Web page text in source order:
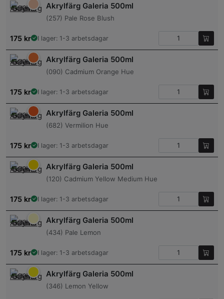
Akrylfärg Galeria 500ml
(257) Pale Rose Blush
175 kr I lager: 1-3 arbetsdagar
Akrylfärg Galeria 500ml
(090) Cadmium Orange Hue
175 kr I lager: 1-3 arbetsdagar
Akrylfärg Galeria 500ml
(682) Vermilion Hue
175 kr I lager: 1-3 arbetsdagar
Akrylfärg Galeria 500ml
(120) Cadmium Yellow Medium Hue
175 kr I lager: 1-3 arbetsdagar
Akrylfärg Galeria 500ml
(434) Pale Lemon
175 kr I lager: 1-3 arbetsdagar
Akrylfärg Galeria 500ml
(346) Lemon Yellow